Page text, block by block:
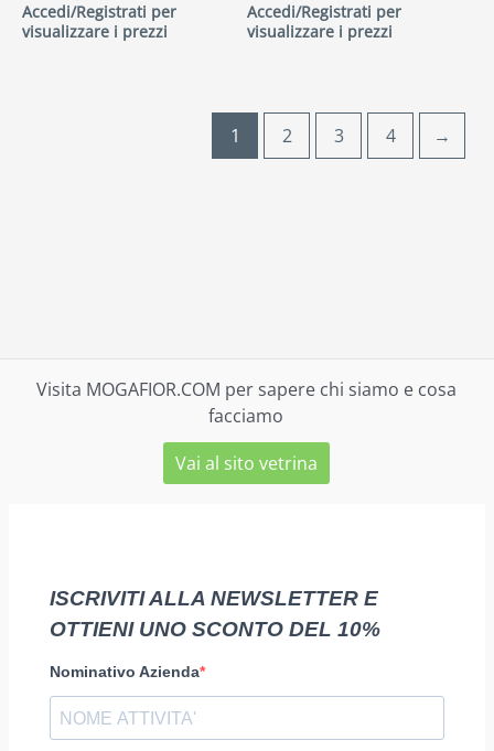
Accedi/Registrati per
visualizzare i prezzi
Accedi/Registrati per
visualizzare i prezzi
1 2 3 4 →
Visita MOGAFIOR.COM per sapere chi siamo e cosa
facciamo
Vai al sito vetrina